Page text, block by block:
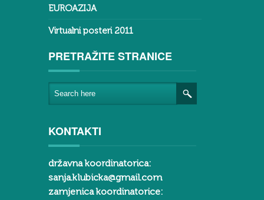
EUROAZIJA
Virtualni posteri 2011
PRETRAŽITE STRANICE
KONTAKTI
državna koordinatorica:
sanja.klubicka@gmail.com
zamjenica koordinatorice: